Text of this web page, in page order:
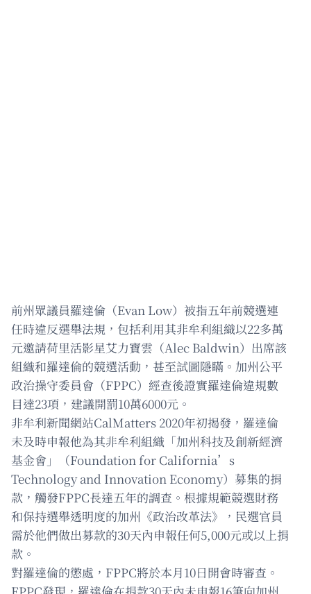
前州眾議員羅達倫（Evan Low）被指五年前競選連
任時違反選舉法規，包括利用其非牟利組織以22多萬
元邀請荷里活影星艾力寶雲（Alec Baldwin）出席該
組織和羅達倫的競選活動，甚至試圖隱瞞。加州公平
政治操守委員會（FPPC）經查後證實羅達倫違規數
目達23項，建議開罰10萬6000元。
非牟利新聞網站CalMatters 2020年初揭發，羅達倫
未及時申報他為其非牟利組織「加州科技及創新經濟
基金會」（Foundation for California’s
Technology and Innovation Economy）募集的捐
款，觸發FPPC長達五年的調查。根據規範競選財務
和保持選舉透明度的加州《政治改革法》，民選官員
需於他們做出募款的30天內申報任何5,000元或以上捐
款。
對羅達倫的懲處，FPPC將於本月10日開會時審查。